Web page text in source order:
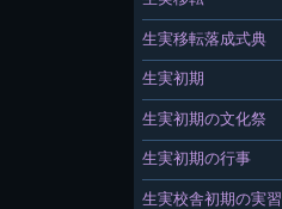
生実移転落成式典
生実初期
生実初期の文化祭
生実初期の行事
生実校舎初期の実習